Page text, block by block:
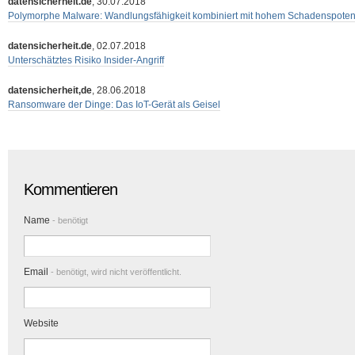
Polymorphe Malware: Wandlungsfähigkeit kombiniert mit hohem
datensicherheit.de, 02.07.2018
Unterschätztes Risiko Insider-Angriff
datensicherheit,de, 28.06.2018
Ransomware der Dinge: Das IoT-Gerät als Geisel
Kommentieren
Name - benötigt
Email - benötigt, wird nicht veröffentlicht.
Website